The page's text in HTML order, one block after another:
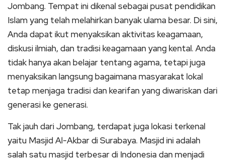
Jombang. Tempat ini dikenal sebagai pusat pendidikan
Islam yang telah melahirkan banyak ulama besar. Di sini,
Anda dapat ikut menyaksikan aktivitas keagamaan,
diskusi ilmiah, dan tradisi keagamaan yang kental. Anda
tidak hanya akan belajar tentang agama, tetapi juga
menyaksikan langsung bagaimana masyarakat lokal
tetap menjaga tradisi dan kearifan yang diwariskan dari
generasi ke generasi.
Tak jauh dari Jombang, terdapat juga lokasi terkenal
yaitu Masjid Al-Akbar di Surabaya. Masjid ini adalah
salah satu masjid terbesar di Indonesia dan menjadi